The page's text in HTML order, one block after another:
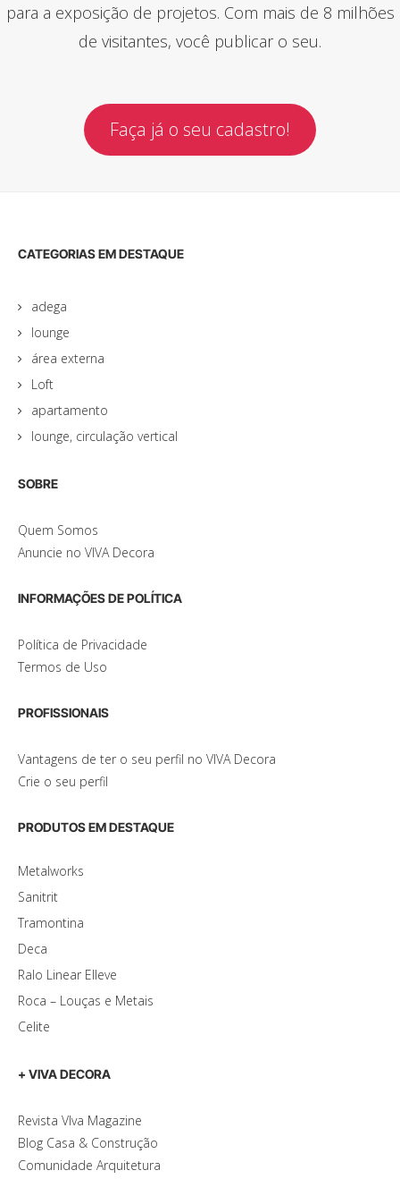
para a exposição de projetos. Com mais de 8 milhões
de visitantes, você publicar o seu.
Faça já o seu cadastro!
CATEGORIAS EM DESTAQUE
adega
lounge
área externa
Loft
apartamento
lounge, circulação vertical
SOBRE
Quem Somos
Anuncie no VIVA Decora
INFORMAÇÕES DE POLÍTICA
Política de Privacidade
Termos de Uso
PROFISSIONAIS
Vantagens de ter o seu perfil no VIVA Decora
Crie o seu perfil
PRODUTOS EM DESTAQUE
Metalworks
Sanitrit
Tramontina
Deca
Ralo Linear Elleve
Roca – Louças e Metais
Celite
+ VIVA DECORA
Revista VIva Magazine
Blog Casa & Construção
Comunidade Arquitetura